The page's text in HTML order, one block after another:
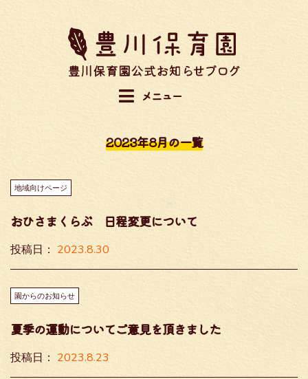
メニュー
2023年8月の一覧
地域向けページ
おひさまくらぶ 日程変更について
投稿日：
投
2023.8.30
園からのお知らせ
夏季の運動についてご意見を頂きました
投稿日：
投
2023.8.23